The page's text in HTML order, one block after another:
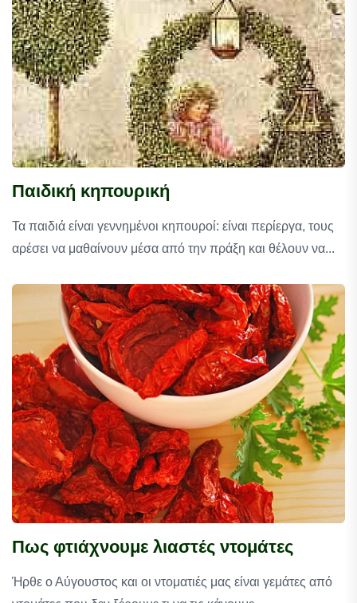
Παιδική κηπουρική
Τα παιδιά είναι γεννημένοι κηπουροί: είναι περίεργα, τους
αρέσει να μαθαίνουν μέσα από την πράξη και θέλουν να...
Πως φτιάχνουμε λιαστές ντομάτες
Ήρθε ο Αύγουστος και οι ντοματιές μας είναι γεμάτες από